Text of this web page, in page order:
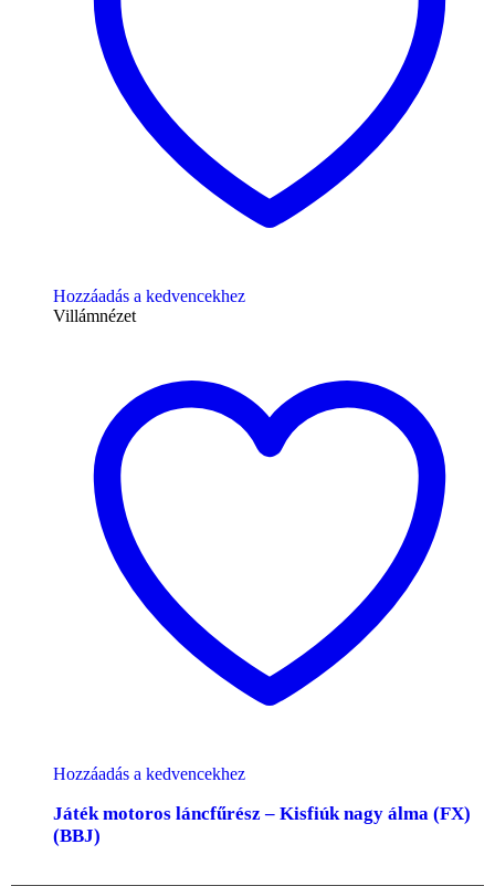
Hozzáadás a kedvencekhez
Villámnézet
Hozzáadás a kedvencekhez
Játék motoros láncfűrész – Kisfiúk nagy álma (FX)
(BBJ)